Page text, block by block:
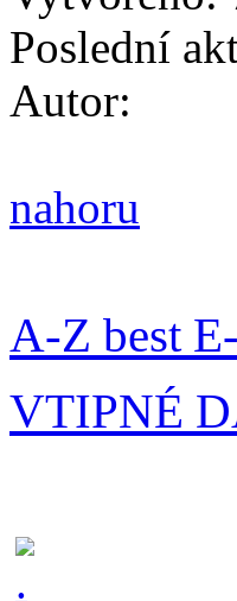
Poslední
Autor:
nahoru
A-Z best
VTIPNÉ